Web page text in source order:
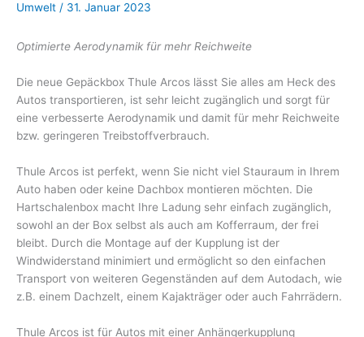
Umwelt / 31. Januar 2023
Optimierte Aerodynamik für mehr Reichweite
Die neue Gepäckbox Thule Arcos lässt Sie alles am Heck des
Autos transportieren, ist sehr leicht zugänglich und sorgt für
eine verbesserte Aerodynamik und damit für mehr Reichweite
bzw. geringeren Treibstoffverbrauch.
Thule Arcos ist perfekt, wenn Sie nicht viel Stauraum in Ihrem
Auto haben oder keine Dachbox montieren möchten. Die
Hartschalenbox macht Ihre Ladung sehr einfach zugänglich,
sowohl an der Box selbst als auch am Kofferraum, der frei
bleibt. Durch die Montage auf der Kupplung ist der
Windwiderstand minimiert und ermöglicht so den einfachen
Transport von weiteren Gegenständen auf dem Autodach, wie
z.B. einem Dachzelt, einem Kajakträger oder auch Fahrrädern.
Thule Arcos ist für Autos mit einer Anhängerkupplung